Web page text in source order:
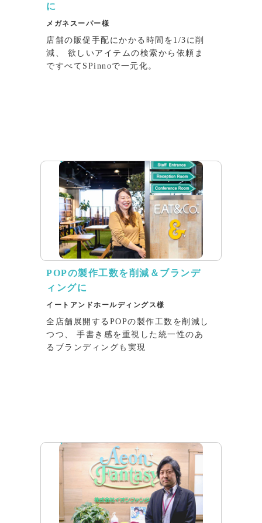
に
メガネスーパー様
店舗の販促⼿配にかかる時間を1/3に削
減、 欲しいアイテムの検索から依頼ま
ですべてSPinnoで⼀元化。
POPの製作工数を削減＆ブランデ
ィングに
イートアンドホールディングス様
全店舗展開するPOPの製作工数を削減し
つつ、 手書き感を重視した統一性のあ
るブランディングも実現